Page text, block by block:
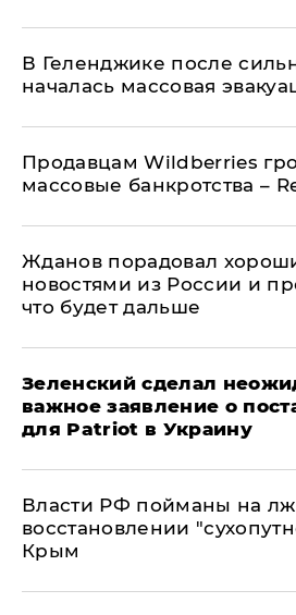
В Геленджике после
началась массовая
Продавцам Wildberries
массовые банкротства –
Жданов порадовал
новостями из России и
что будет дальше
Зеленский сделал
важное заявление о
для Patriot в Украину
Власти РФ пойманы на
восстановлении
Крым